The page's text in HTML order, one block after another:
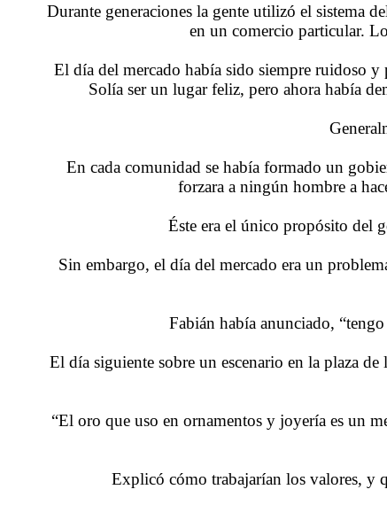
Durante generaciones la gente utilizó el sistema
en un comercio particular.
El día del mercado había sido siempre ruidoso
Solía ser un lugar feliz, pero ahora había
En cada comunidad se había formado un
forzara a ningún hombre a
Éste era el único propósito del
Sin embargo, el día del mercado era un
Fabián había anunciado,
El día siguiente sobre un escenario en la plaza
“El oro que uso en ornamentos y joyería es un
Explicó cómo trabajarían los valores, y